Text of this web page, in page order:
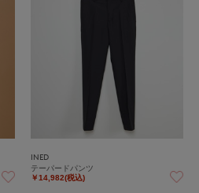
INED
テーパードパンツ
￥14,982(税込)